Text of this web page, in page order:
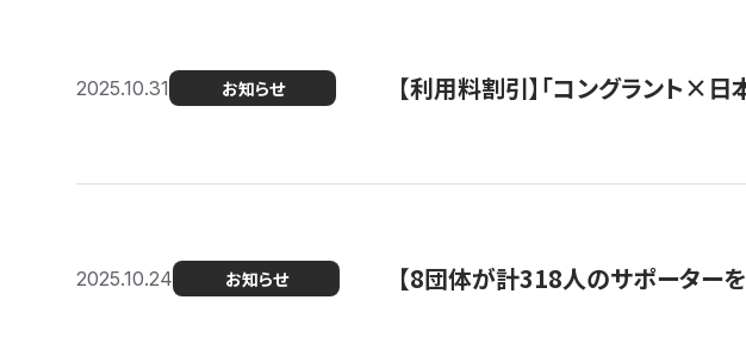
2025.10.31 お知らせ 【利用料割引】「コングラント×
2025.10.24 お知らせ 【8団体が計318人のサポーター